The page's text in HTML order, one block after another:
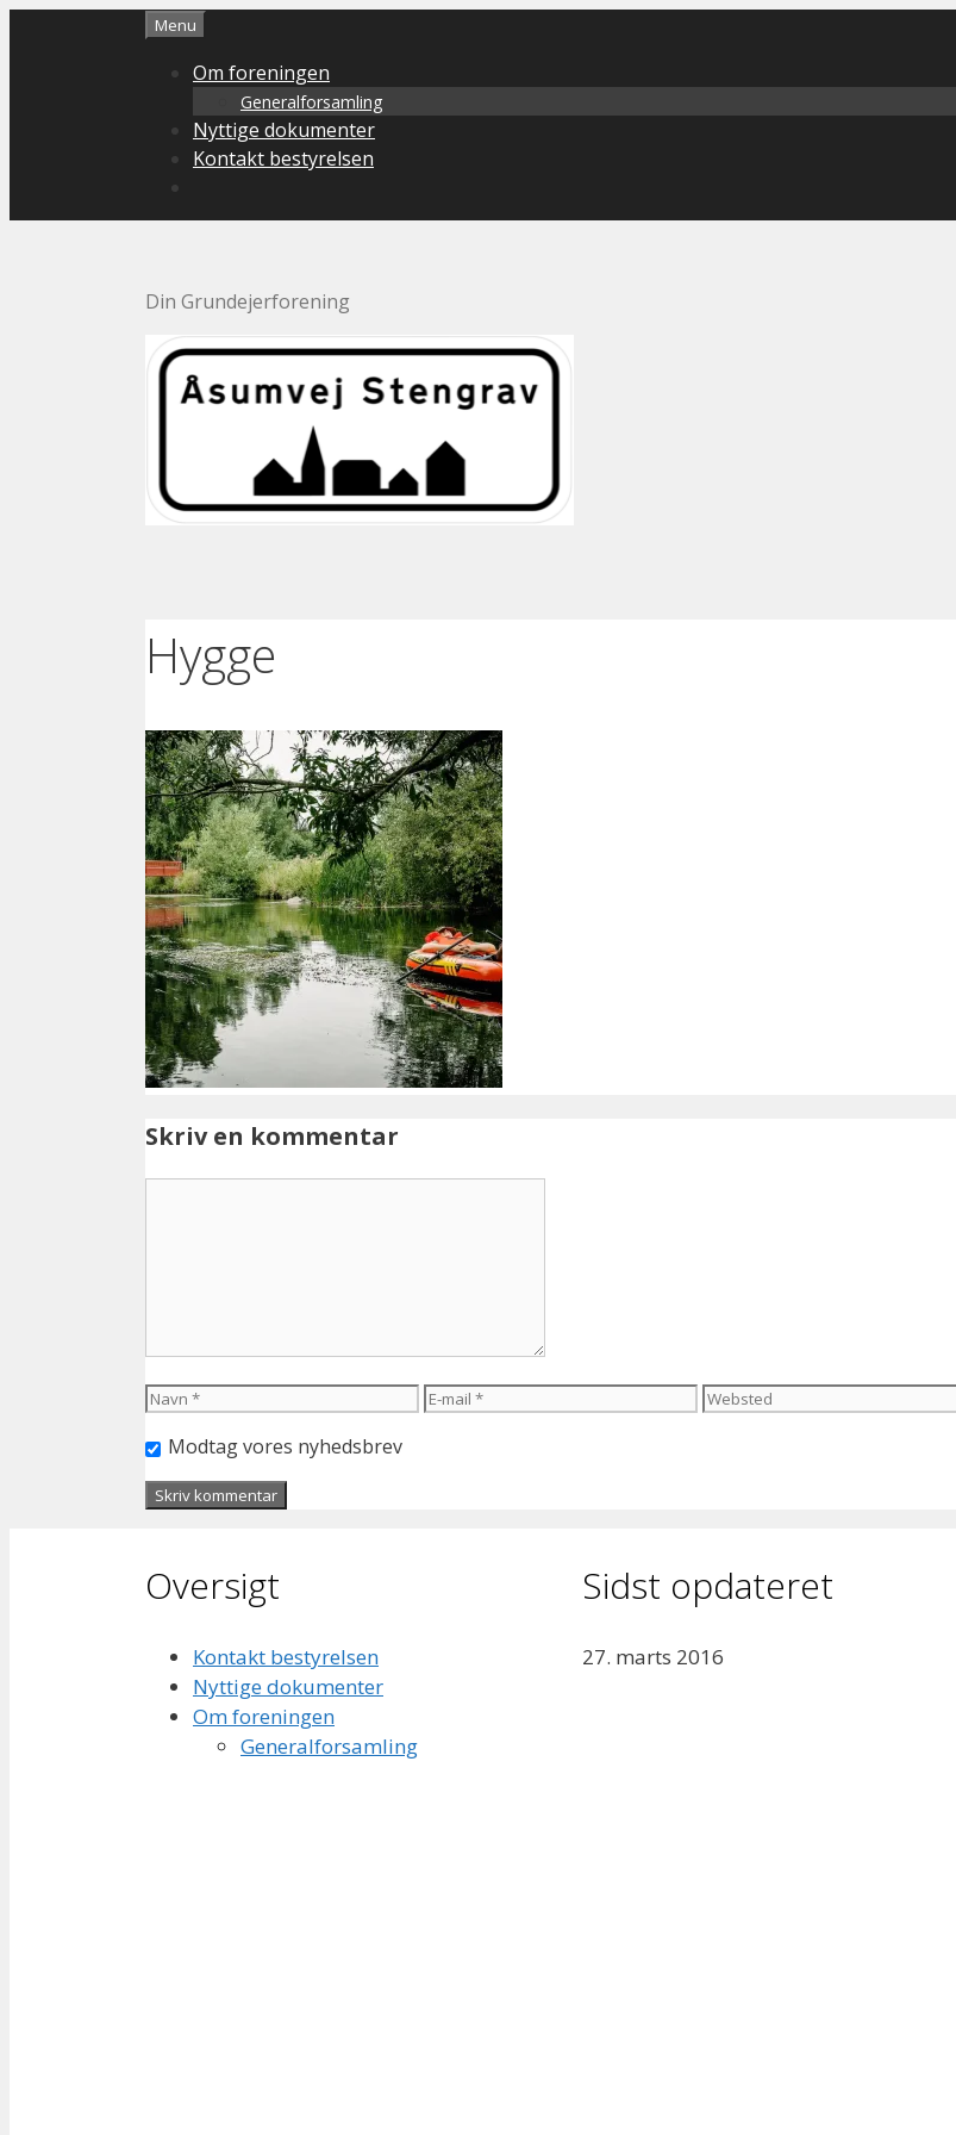
Menu
Om foreningen
Generalforsamling
Nyttige dokumenter
Kontakt bestyrelsen
Din Grundejerforening
Hygge
Skriv en kommentar
Navn
E-
Websted
Modtag vores nyhedsbrev
Oversigt
Kontakt bestyrelsen
Nyttige dokumenter
Om foreningen
Generalforsamling
Sidst opdateret
27. marts 2016